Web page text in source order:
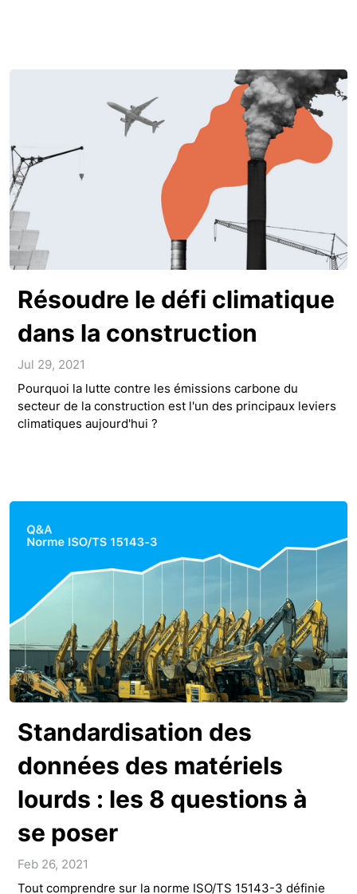
Résoudre le défi climatique
dans la construction
Jul 29, 2021
Pourquoi la lutte contre les émissions carbone du
secteur de la construction est l'un des principaux leviers
climatiques aujourd'hui ?
Standardisation des
données des matériels
lourds : les 8 questions à
se poser
Feb 26, 2021
Tout comprendre sur la norme ISO/TS 15143-3 définie